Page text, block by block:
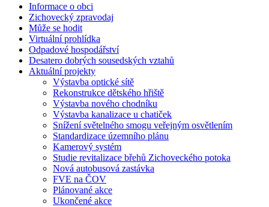
Informace o obci
Zichovecký zpravodaj
Může se hodit
Virtuální prohlídka
Odpadové hospodářství
Desatero dobrých sousedských vztahů
Aktuální projekty
Výstavba optické sítě
Rekonstrukce dětského hřiště
Výstavba nového chodníku
Výstavba kanalizace u chatiček
Snížení světelného smogu veřejným osvětlením
Standardizace územního plánu
Kamerový systém
Studie revitalizace břehů Zichoveckého potoka
Nová autobusová zastávka
FVE na ČOV
Plánované akce
Ukončené akce